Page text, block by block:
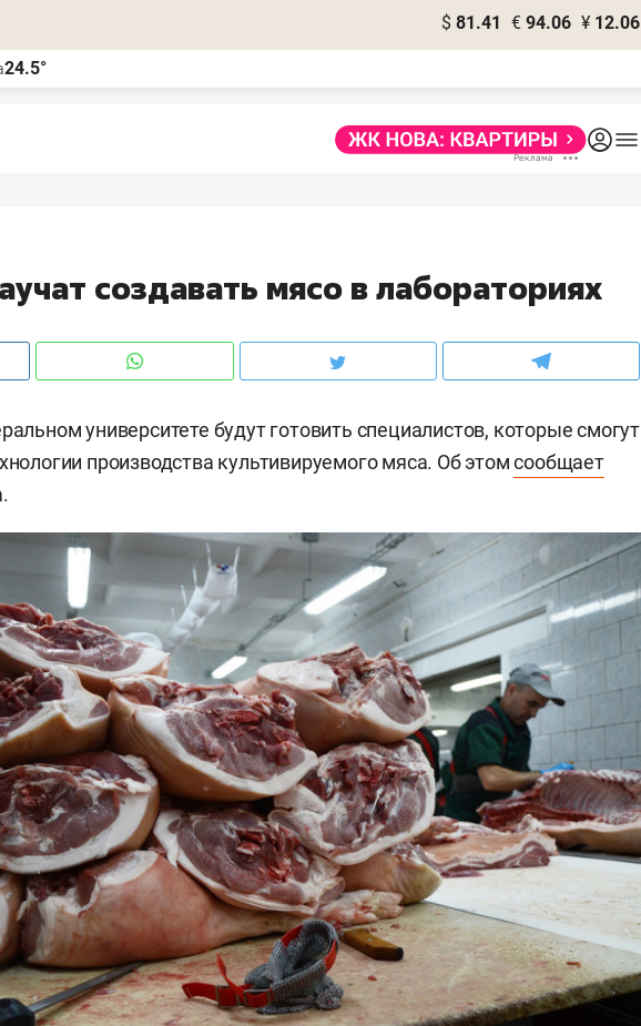
$ 81.41 € 94.06 ¥ 12.06
24.5°
создавать мясо в лабораториях
университете будут готовить специалистов, которые смогут
производства культивируемого мяса. Об этомсообщает